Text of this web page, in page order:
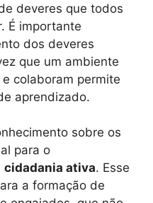
deveres que todos
É importante
dos deveres
que um ambiente
colaboram permite
aprendizado.
sobre os
para o
cidadania ativa. Esse
a formação de